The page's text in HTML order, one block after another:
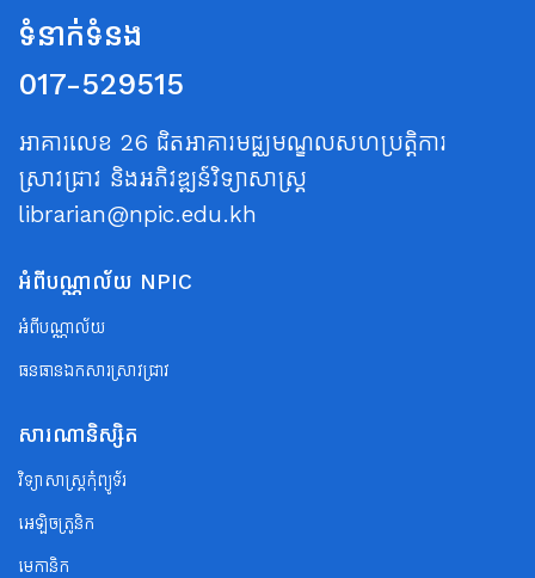
ទំនាក់ទំនង
017-529515
អាគារលេខ 26 ជិតអាគារមជ្ឈមណ្ឌលសហប្រត្តិការ
ស្រាវជ្រាវ និងអភិវឌ្ឍន៍វិទ្យាសាស្ត្រ
librarian@npic.edu.kh
អំពីបណ្ណាល័យ NPIC
អំពីបណ្ណាល័យ
ធនធានឯកសារស្រាវជ្រាវ
សារណានិស្សិត
វិទ្យាសាស្ត្រកុំព្យូទ័រ
អេឡិចត្រូនិក
មេកានិក